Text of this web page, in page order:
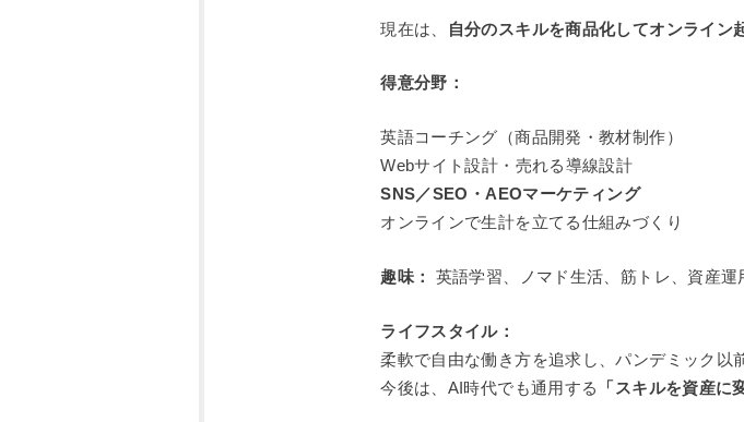
現在は、 自分のスキルを商品化してオンライン
得意分野：
英語コーチング（商品開発・教材制作）
Webサイト設計・売れる導線設計
SNS／SEO・AEOマーケティング
オンラインで生計を立てる仕組みづくり
趣味： 英語学習、ノマド生活、筋トレ、資産運
ライフスタイル：
柔軟で自由な働き方を追求し、パンデミック以
今後は、AI時代でも通用する
「スキルを資産に